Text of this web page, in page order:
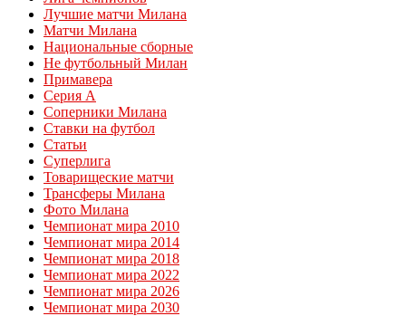
Лучшие матчи Милана
Матчи Милана
Национальные сборные
Не футбольный Милан
Примавера
Серия А
Соперники Милана
Ставки на футбол
Статьи
Суперлига
Товарищеские матчи
Трансферы Милана
Фото Милана
Чемпионат мира 2010
Чемпионат мира 2014
Чемпионат мира 2018
Чемпионат мира 2022
Чемпионат мира 2026
Чемпионат мира 2030